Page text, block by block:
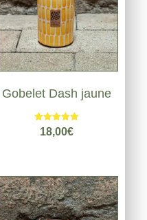
Gobelet Dash jaune
Note
5.00
18,00€